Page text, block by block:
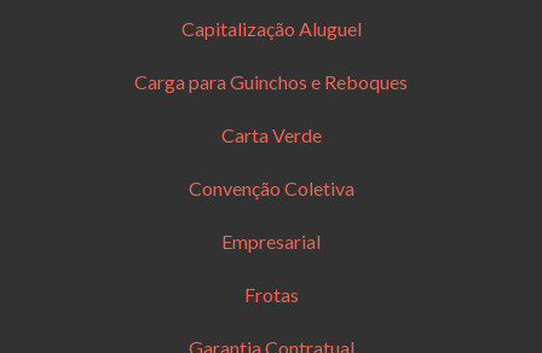
Capitalização Aluguel
Carga para Guinchos e Reboques
Carta Verde
Convenção Coletiva
Empresarial
Frotas
Garantia Contratual